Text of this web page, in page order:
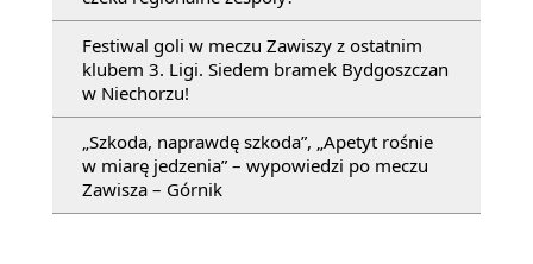
Festiwal goli w meczu Zawiszy z ostatnim
klubem 3. Ligi. Siedem bramek Bydgoszczan
w Niechorzu!
„Szkoda, naprawdę szkoda”, „Apetyt rośnie
w miarę jedzenia” – wypowiedzi po meczu
Zawisza – Górnik